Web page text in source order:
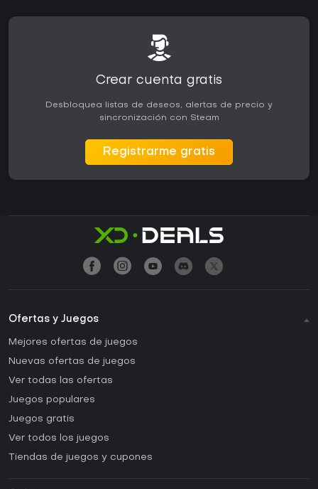
Crear cuenta gratis
Desbloquea listas de deseos, alertas de precio y
sincronización con Steam
Registrarme gratis
Ofertas y Juegos
Mejores ofertas de juegos
Nuevas ofertas de juegos
Ver todas las ofertas
Juegos populares
Juegos gratis
Ver todos los juegos
Tiendas de juegos y cupones